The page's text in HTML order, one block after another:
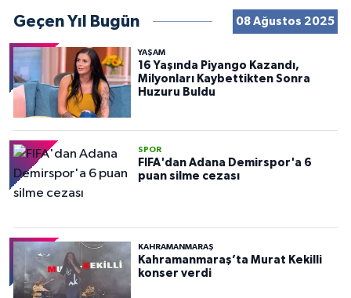
Geçen Yıl Bugün 08 Ağustos 2025
YAŞAM
16 Yaşında Piyango Kazandı,
Milyonları Kaybettikten Sonra
Huzuru Buldu
SPOR
FIFA'dan Adana Demirspor'a 6
puan silme cezası
KAHRAMANMARAŞ
Kahramanmaraş’ta Murat Kekilli
konser verdi